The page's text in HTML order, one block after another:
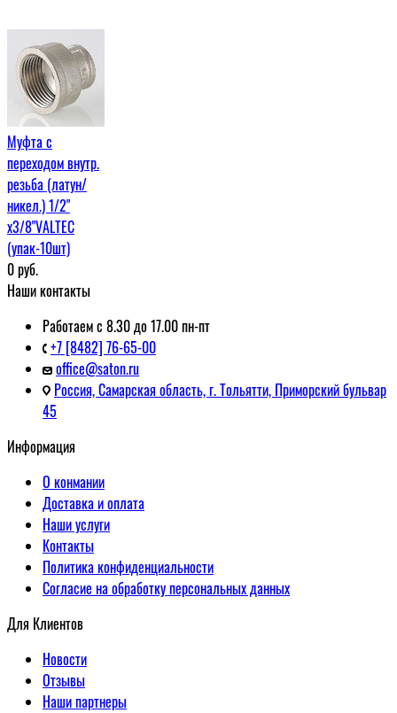
Муфта c
переходом внутр.
резьба (латун/
никел.) 1/2"
х3/8"VALTEC
(упак-10шт)
0руб.
Наши контакты
Работаем с 8.30 до 17.00 пн-пт
+7 [8482] 76-65-00
office@saton.ru
Россия, Самарская область, г. Тольятти, Приморский бульвар
45
Информация
О конмании
Доставка и оплата
Наши услуги
Контакты
Политика конфиденциальности
Согласие на обработку персональных данных
Для Клиентов
Новости
Отзывы
Наши партнеры